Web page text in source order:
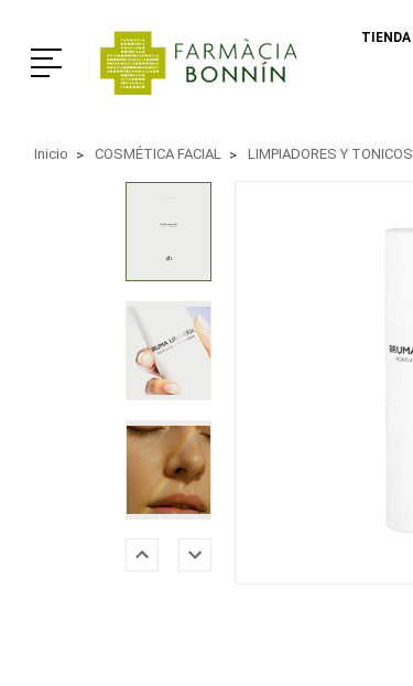
Menú
TIENDA
Inicio COSMÉTICA FACIAL LIMPIADORES Y TONICOS